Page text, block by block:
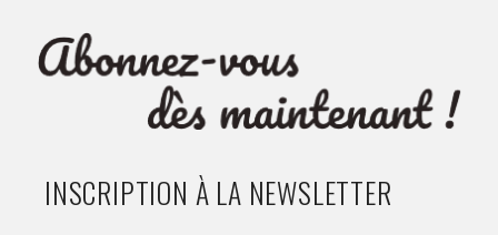
INSCRIPTION À LA NEWSLETTER